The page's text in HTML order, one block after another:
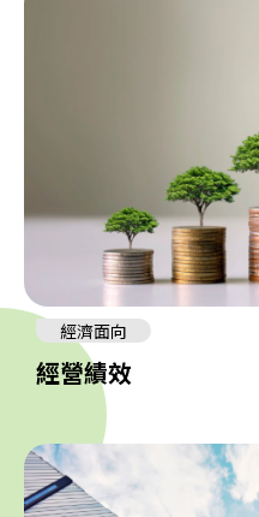
經濟面向
經營績效